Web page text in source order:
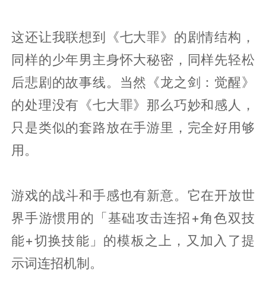
这还让我联想到《七大罪》的剧情结构，
同样的少年男主身怀大秘密，同样先轻松
后悲剧的故事线。当然《龙之剑：觉醒》
的处理没有《七大罪》那么巧妙和感人，
只是类似的套路放在手游里，完全好用够
用。
游戏的战斗和手感也有新意。它在开放世
界手游惯用的「基础攻击连招+角色双技
能+切换技能」的模板之上，又加入了提
示词连招机制。